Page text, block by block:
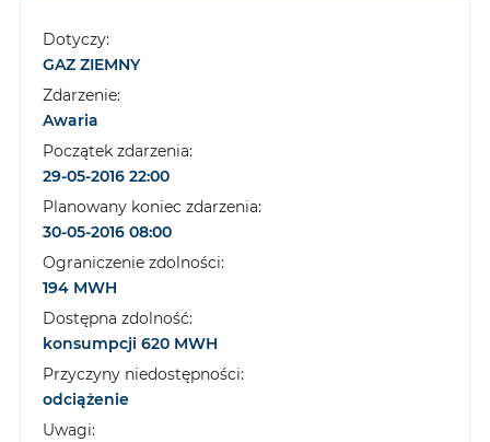
Dotyczy:
GAZ ZIEMNY
Zdarzenie:
Awaria
Początek zdarzenia:
29-05-2016 22:00
Planowany koniec zdarzenia:
30-05-2016 08:00
Ograniczenie zdolności:
194 MWH
Dostępna zdolność:
konsumpcji 620 MWH
Przyczyny niedostępności:
odciążenie
Uwagi: